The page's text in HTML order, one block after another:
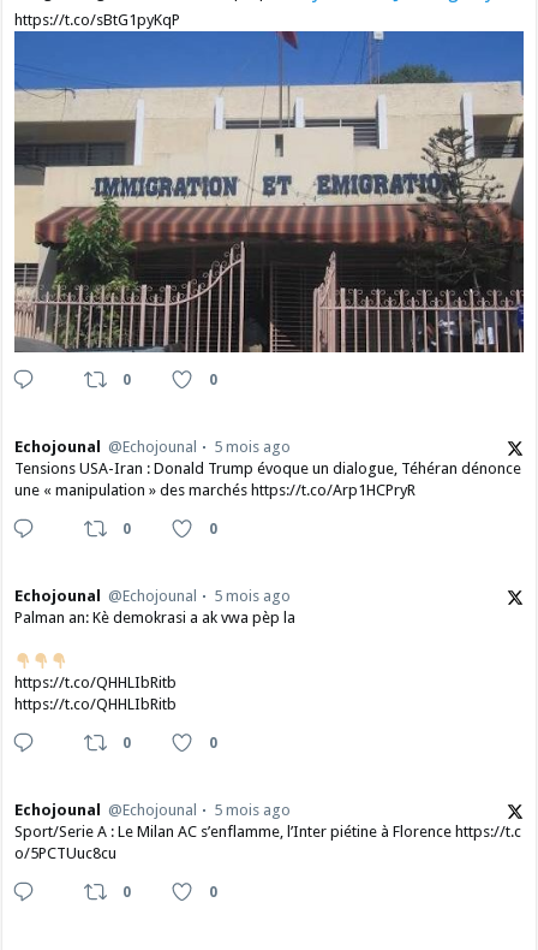
https://t.co/sBtG1pyKqP
0 0
Echojounal @Echojounal
5 mois ago
Tensions USA-Iran : Donald Trump évoque un dialogue, Téhéran dénonce
une « manipulation » des marchés https://t.co/Arp1HCPryR
0 0
Echojounal @Echojounal
5 mois ago
Palman an: Kè demokrasi a ak vwa pèp la
https://t.co/QHHLIbRitb
https://t.co/QHHLIbRitb
0 0
Echojounal @Echojounal
5 mois ago
Sport/Serie A : Le Milan AC s’enflamme, l’Inter piétine à Florence https://t.c
o/5PCTUuc8cu
0 0